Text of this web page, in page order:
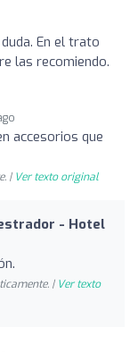
En el trato
las recomiendo.
accesorios que
| Ver texto original
- Hotel
| Ver texto